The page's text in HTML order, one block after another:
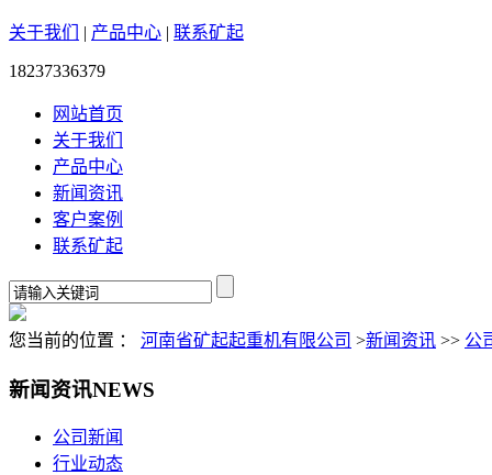
关于我们 | 产品中心 | 联系矿起
18237336379
网站首页
关于我们
产品中心
新闻资讯
客户案例
联系矿起
您当前的位置 ： 河南省矿起起重机有限公司 >新闻资讯 >> 公
新闻资讯NEWS
公司新闻
行业动态